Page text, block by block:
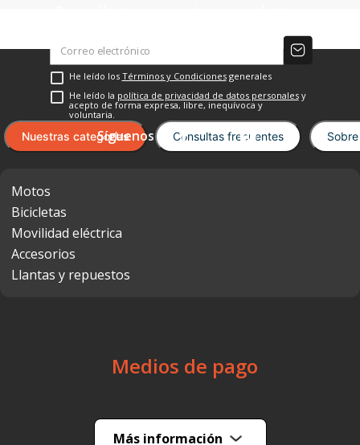
He leído los Términos y Condicionesgenerales
He leído la política de privacidad de datos personalesy
acepto de forma expresa, libre, inequívoca y
voluntaria.
Nuestras categorías Consultas frecuentes
Motos
Bicicletas
Movilidad eléctrica
Accesorios
Llantas y repuestos
Medios de pago
Más información